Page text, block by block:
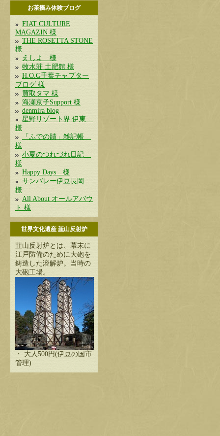
お茶摘み体験ブログ
FIAT CULTURE
MAGAZIN 様
THE ROSETTA STONE
様
えしよ 様
牧水荘 土肥館 様
H.O.G千葉チャプター
ブログ 様
買取タマ 様
海瀬京子Support 様
denmira blog
星野リゾート界 伊東
様
「ふでの蹟」雑記帳
様
小夏のつれづれ日記
様
Happy Days 様
サンバレー伊豆長岡
様
All About オールアバウ
ト 様
世界文化遺産 韮山反射炉
韮山反射炉とは、幕末に
江戸防備のために大砲を
鋳造した溶解炉。当時の
大砲工場。
・ 大人500円(伊豆の国市
管理)